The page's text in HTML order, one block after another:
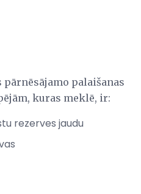
pārnēsājamo palaišanas
kuras meklē, ir:
rezerves jaudu